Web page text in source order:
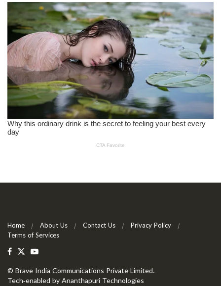
Home About Us Contact Us
Privacy Policy
Terms of Services
© Brave India Communications Private Limited.
Tech-enabled by Ananthapuri Technologies